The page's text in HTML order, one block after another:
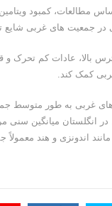
در جمعیت های غربی شایع
بالا، عادات کم تحرک و
کمک کند.
غربی به طور متوسط
اندونزی و هند معمولاً